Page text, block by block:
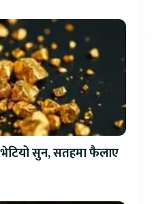
भेटियो सुन, सतहमा फैलाए